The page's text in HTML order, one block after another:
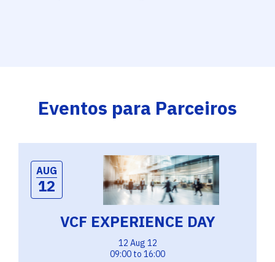
Eventos para Parceiros
AUG
12
VCF EXPERIENCE DAY
12 Aug 12
09:00 to 16:00